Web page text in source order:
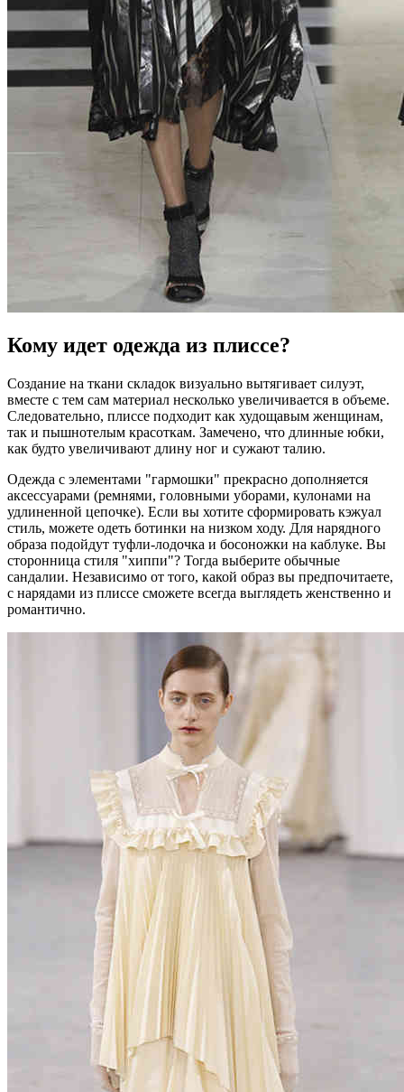
Кому идет одежда из плиссе?
Создание на ткани складок визуально вытягивает силуэт,
вместе с тем сам материал несколько увеличивается в объеме.
Следовательно, плиссе подходит как худощавым женщинам,
так и пышнотелым красоткам. Замечено, что длинные юбки,
как будто увеличивают длину ног и сужают талию.
Одежда с элементами "гармошки" прекрасно дополняется
аксессуарами (ремнями, головными уборами, кулонами на
удлиненной цепочке). Если вы хотите сформировать кэжуал
стиль, можете одеть ботинки на низком ходу. Для нарядного
образа подойдут туфли-лодочка и босоножки на каблуке. Вы
сторонница стиля "хиппи"? Тогда выберите обычные
сандалии. Независимо от того, какой образ вы предпочитаете,
с нарядами из плиссе сможете всегда выглядеть женственно и
романтично.